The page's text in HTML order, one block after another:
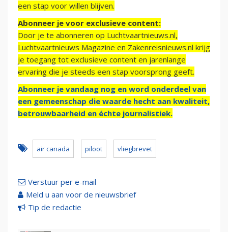
een stap voor willen blijven.
Abonneer je voor exclusieve content:
Door je te abonneren op Luchtvaartnieuws.nl,
Luchtvaartnieuws Magazine en Zakenreisnieuws.nl krijg
je toegang tot exclusieve content en jarenlange
ervaring die je steeds een stap voorsprong geeft.
Abonneer je vandaag nog en word onderdeel van
een gemeenschap die waarde hecht aan kwaliteit,
betrouwbaarheid en échte journalistiek.
air canada piloot vliegbrevet
Verstuur per e-mail
Meld u aan voor de nieuwsbrief
Tip de redactie